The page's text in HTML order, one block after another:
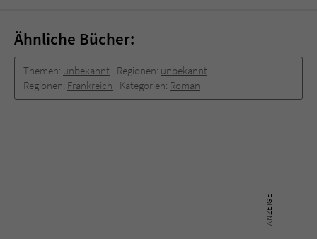
Ähnliche Bücher:
Themen: unbekannt Regionen: unbekannt
Regionen: Frankreich Kategorien: Roman